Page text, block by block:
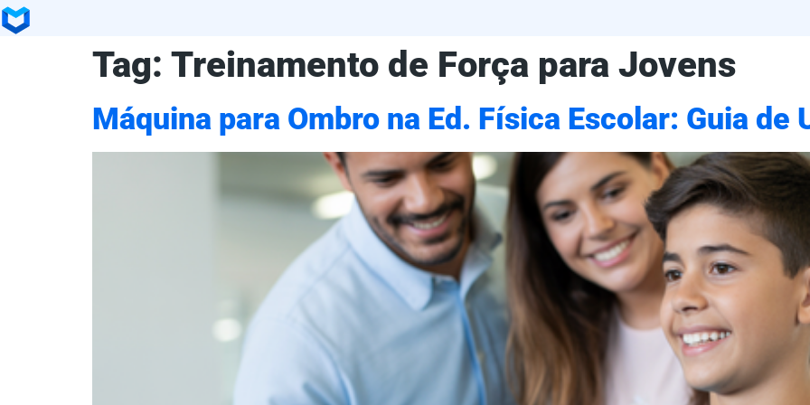
Tag: Treinamento de Força para Jovens
Máquina para Ombro na Ed. Física Escolar: Guia de